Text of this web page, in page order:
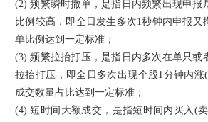
(2) 频繁瞬时撤单，是指日内频繁出现申报
比例较高，即全日发生多次1秒钟内申报又
单比例达到一定标准；
(3) 频繁拉抬打压，是指日内多次在单只或
拉抬打压，即全日多次出现个股1分钟内
成交数量占比达到一定标准；
(4) 短时间大额成交，是指短时间内买入(